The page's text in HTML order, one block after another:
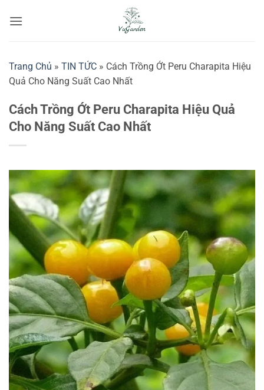
qua
Trang Chủ » TIN TỨC » Cách Trồng Ớt Peru Charapita Hiệu
Quả Cho Năng Suất Cao Nhất
Cách Trồng Ớt Peru Charapita Hiệu Quả
Cho Năng Suất Cao Nhất